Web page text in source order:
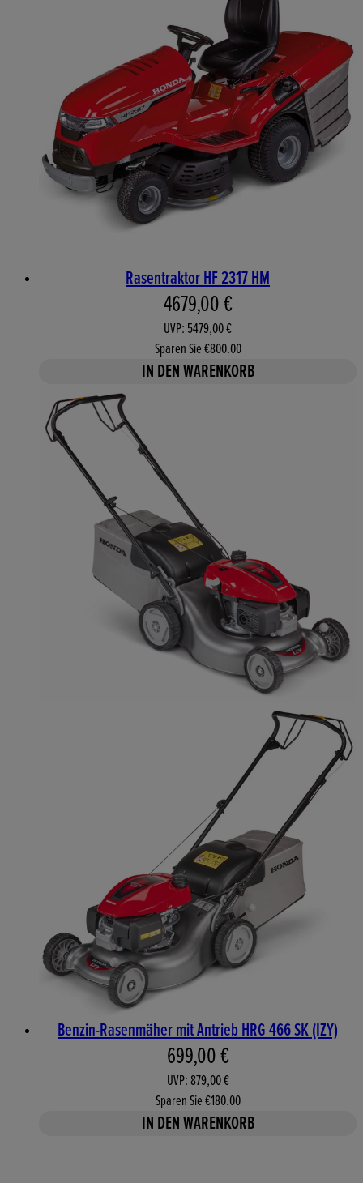
Rasentraktor HF 2317 HM
Aktueller Preis: 4679,00 €.
4679,00 €
UVP: 5479,00 €
Sparen Sie €800.00
IN DEN WARENKORB
Benzin-Rasenmäher mit Antrieb HRG 466 SK (IZY)
Aktueller Preis: 699,00 €.
699,00 €
UVP: 879,00 €
Sparen Sie €180.00
IN DEN WARENKORB